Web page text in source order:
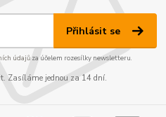
Přihlásit se
údajůza účelem rozesílky newsletteru.
Zasíláme jednou za 14 dní.